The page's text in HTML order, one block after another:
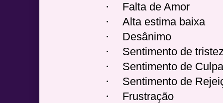
·
Falta de Amor
·
Alta estima baixa
·
Desânimo
·
Sentimento de
·
Sentimento de
·
Sentimento de
·
Frustração